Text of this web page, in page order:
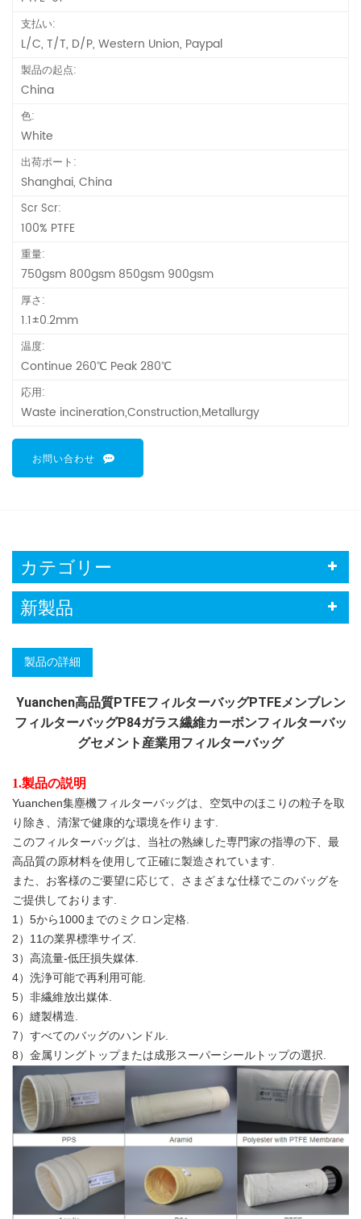
支払い:
L/C, T/T, D/P, Western Union, Paypal
製品の起点:
China
色:
White
出荷ポート:
Shanghai, China
Scr Scr:
100% PTFE
重量:
750gsm 800gsm 850gsm 900gsm
厚さ:
1.1±0.2mm
温度:
Continue 260℃ Peak 280℃
応用:
Waste incineration,Construction,Metallurgy
お問い合わせ
カテゴリー
新製品
製品の詳細
Yuanchen高品質PTFEフィルターバッグPTFEメンブレン
フィルターバッグP84ガラス繊維カーボンフィルターバッ
グセメント産業用フィルターバッグ
1.製品の説明
Yuanchen集塵機フィルターバッグは、空気中のほこりの粒子を取
り除き、清潔で健康的な環境を作ります.
このフィルターバッグは、当社の熟練した専門家の指導の下、最
高品質の原材料を使用して正確に製造されています.
また、お客様のご要望に応じて、さまざまな仕様でこのバッグを
ご提供しております.
1）5から1000までのミクロン定格.
2）11の業界標準サイズ.
3）高流量-低圧損失媒体.
4）洗浄可能で再利用可能.
5）非繊維放出媒体.
6）縫製構造.
7）すべてのバッグのハンドル.
8）金属リングトップまたは成形スーパーシールトップの選択.